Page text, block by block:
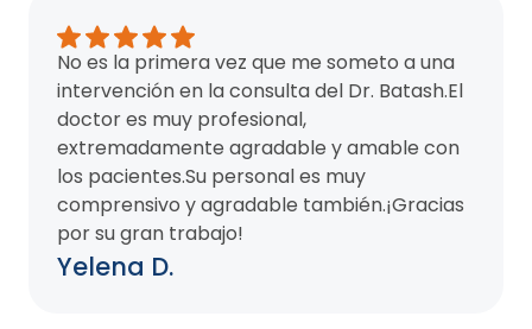
No es la primera vez que me someto a una
intervención en la consulta del Dr. Batash.El
doctor es muy profesional,
extremadamente agradable y amable con
los pacientes.Su personal es muy
comprensivo y agradable también.¡Gracias
por su gran trabajo!
Yelena D.